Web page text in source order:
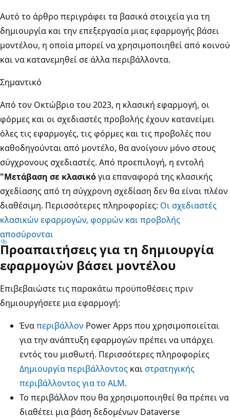
Αυτό το άρθρο περιγράφει τα βασικά στοιχεία για τη
δημιουργία και την επεξεργασία μιας εφαρμογής βάσει
μοντέλου, η οποία μπορεί να χρησιμοποιηθεί από κοινού
και να κατανεμηθεί σε άλλα περιβάλλοντα.
Σημαντικό
Από τον Οκτώβριο του 2023, η κλασική εφαρμογή, οι
φόρμες και οι σχεδιαστές προβολής έχουν κατανείμει
όλες τις εφαρμογές, τις φόρμες και τις προβολές που
καθοδηγούνται από μοντέλο, θα ανοίγουν μόνο στους
σύγχρονους σχεδιαστές. Από προεπιλογή, η εντολή
"Μετάβαση σε κλασικόγια επαναφορά της κλασικής
σχεδίασης από τη σύγχρονη σχεδίαση δεν θα είναι πλέον
διαθέσιμη. Περισσότερες πληροφορίες: Οι σχεδιαστές
κλασικών εφαρμογών, φορμών και προβολής
αποσύρονται
Προαπαιτήσεις για τη δημιουργία
εφαρμογών βάσει μοντέλου
Επιβεβαιώστε τις παρακάτω προϋποθέσεις πριν
δημιουργήσετε μια εφαρμογή:
Έναπεριβάλλον Power Apps που χρησιμοποιείται
για την ανάπτυξη εφαρμογών πρέπει να υπάρχει
εντός του μισθωτή. Περισσότερες πληροφορίες
Δημιουργία περιβάλλοντος καιστρατηγικής
περιβάλλοντος για το ALM.
Το περιβάλλον που θα χρησιμοποιηθεί θα πρέπει να
διαθέτει μια βάση δεδομένων Dataverse